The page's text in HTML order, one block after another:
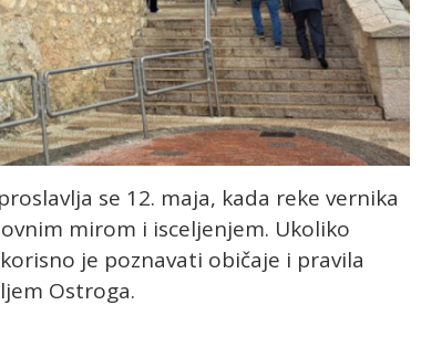
se 12. maja, kada reke vernika
mirom i isceljenjem. Ukoliko
je poznavati običaje i pravila
Ostroga.